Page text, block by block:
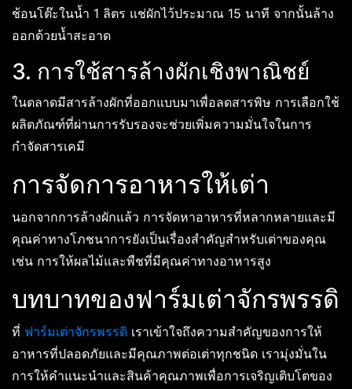
ช้อนโต๊ะในน้ำ 1 ลิตร แช่ผักไว้ประมาณ 15 นาที จากนั้นล้าง
ออกด้วยน้ำสะอาด
3. การใช้สารล้างผักเชิงพาณิชย์
ในตลาดมีสารล้างผักที่ออกแบบมาเพื่อลดสารพิษ การเลือกใช้
ผลิตภัณฑ์ที่ผ่านการรับรองจะช่วยเพิ่มความมั่นใจในการ
กำจัดสารเคมี
การจัดการอาหารให้เต่า
นอกจากการล้างผักแล้ว การจัดหาอาหารที่หลากหลายและมี
คุณค่าทางโภชนาการยังเป็นเรื่องสำคัญสำหรับเต่าของคุณ
เช่น การให้ผลไม้และพืชที่มีคุณค่าทางอาหารสูง
บทบาทของฟาร์มเต่าจักรพรรดิ
ที่ ฟาร์มเต่าจักรพรรดิ เราเข้าใจถึงความสำคัญของการให้
อาหารที่ปลอดภัยและมีคุณภาพต่อเต่าทุกชนิด เรามุ่งมั่นใน
การให้คำแนะนำและสินค้าคุณภาพเพื่อการเจริญเติบโตของ